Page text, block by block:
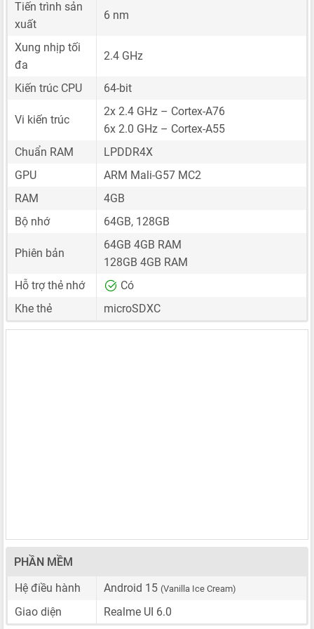
Tiến trình sản
xuất
6 nm
Xung nhịp tối
đa
2.4 GHz
Kiến trúc CPU 64-bit
Vi kiến trúc
2x 2.4 GHz – Cortex-A76
6x 2.0 GHz – Cortex-A55
Chuẩn RAM
LPDDR4X
GPU
ARM Mali-G57 MC2
RAM
4GB
Bộ nhớ
64GB, 128GB
Phiên bản
64GB 4GB RAM
128GB 4GB RAM
Hỗ trợ thẻ nhớ
Có
Khe thẻ
microSDXC
PHẦN MỀM
Hệ điều hành
Android 15 (Vanilla Ice Cream)
Giao diện Realme UI 6.0